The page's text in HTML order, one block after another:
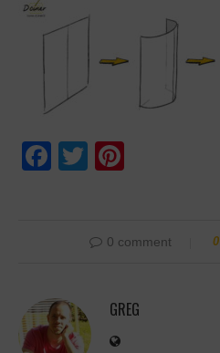
Facebook
Twitter
0 comment 0
GREG